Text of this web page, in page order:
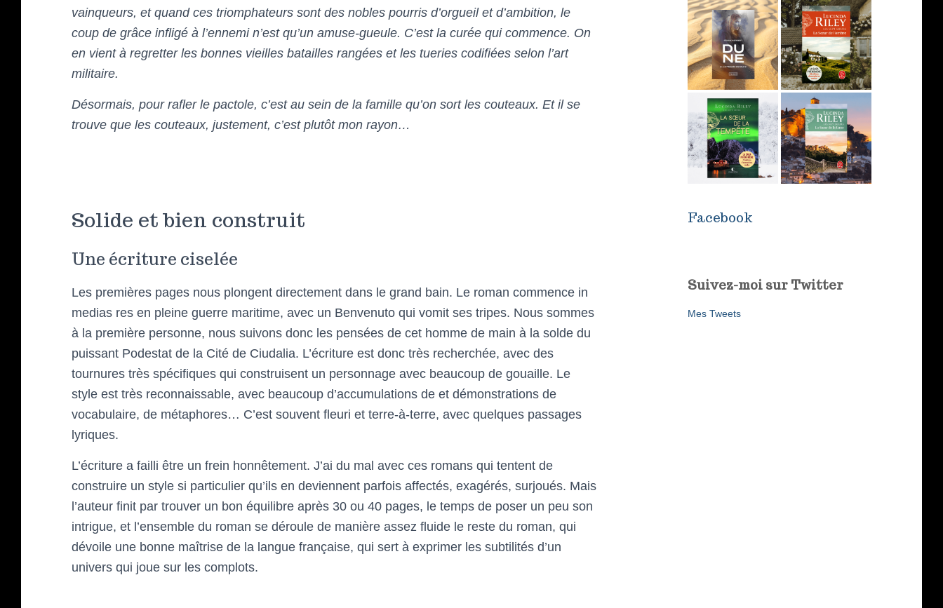
vainqueurs, et quand ces triomphateurs sont des nobles pourris d’orgueil et d’ambition, le
coup de grâce infligé à l’ennemi n’est qu’un amuse-gueule. C’est la curée qui commence. On
en vient à regretter les bonnes vieilles batailles rangées et les tueries codifiées selon l’art
militaire.
Désormais, pour rafler le pactole, c’est au sein de la famille qu’on sort les couteaux. Et il se
trouve que les couteaux, justement, c’est plutôt mon rayon…
Solide et bien construit
Une écriture ciselée
Les premières pages nous plongent directement dans le grand bain. Le roman commence in
medias res en pleine guerre maritime, avec un Benvenuto qui vomit ses tripes. Nous sommes
à la première personne, nous suivons donc les pensées de cet homme de main à la solde du
puissant Podestat de la Cité de Ciudalia. L’écriture est donc très recherchée, avec des
tournures très spécifiques qui construisent un personnage avec beaucoup de gouaille. Le
style est très reconnaissable, avec beaucoup d’accumulations de et démonstrations de
vocabulaire, de métaphores… C’est souvent fleuri et terre-à-terre, avec quelques passages
lyriques.
L’écriture a failli être un frein honnêtement. J’ai du mal avec ces romans qui tentent de
construire un style si particulier qu’ils en deviennent parfois affectés, exagérés, surjoués. Mais
l’auteur finit par trouver un bon équilibre après 30 ou 40 pages, le temps de poser un peu son
intrigue, et l’ensemble du roman se déroule de manière assez fluide le reste du roman, qui
dévoile une bonne maîtrise de la langue française, qui sert à exprimer les subtilités d’un
univers qui joue sur les complots.
Facebook
Suivez-moi sur Twitter
Mes Tweets